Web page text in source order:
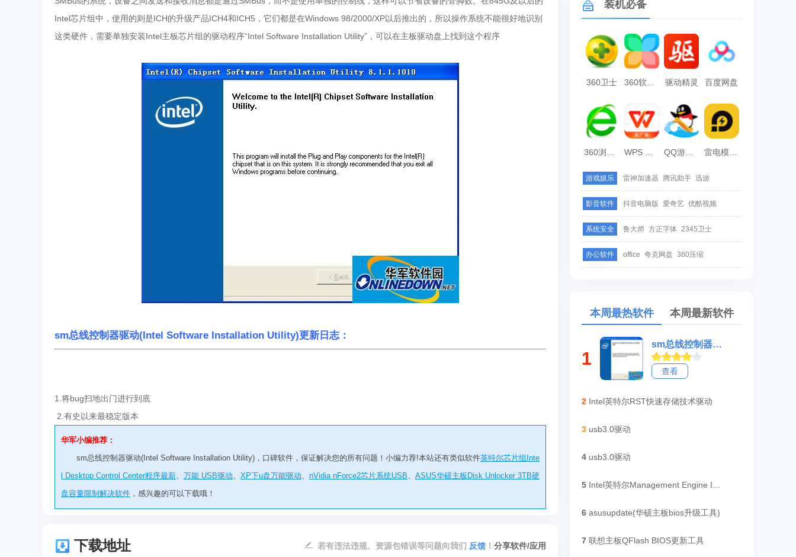
Intel芯片组中，使用的则是ICH的升级产品ICH4和ICH5，它们都是在Windows 98/2000/XP以后推出的，所以操作系统不能很好地识别
这类硬件，需要单独安装Intel主板芯片组的驱动程序“Intel Software Installation Utility”，可以在主板驱动盘上找到这个程序
sm总线控制器驱动(Intel Software Installation Utility)更新日志：
1.将bug扫地出门进行到底
2.有史以来最稳定版本
华军小编推荐：
sm总线控制器驱动(Intel Software Installation Utility)，口碑软件，保证解决您的所有问题！小编力荐!本站还有类似软件英特尔芯片组Inte
l Desktop Control Center程序最新、 万能 USB驱动、 XP下u盘万能驱动、 nVidia nForce2芯片系统USB、 ASUS华硕主板Disk Unlocker 3TB硬
盘容量限制解决软件 ，感兴趣的可以下载哦！
下载地址 分享软件/应用
若有违法违规、资源包错误等问题向我们 反馈 ！
装机必备
360卫士 360软件管家 驱动精灵 百度网盘
雷电模拟器
游戏娱乐 雷神加速器 腾讯助手 迅游
影音软件 抖音电脑版 爱奇艺 优酷视频
系统安全 鲁大师 方正字体 2345卫士
办公软件 office 夸克网盘 360压缩
本周最热软件 本周最新软件
1
sm总线控制器驱动(Intel Software Installation Utility)
查看
2 Intel英特尔RST快速存储技术驱动
3 usb3.0驱动
4 usb3.0驱动
5
6 asusupdate(华硕主板bios升级工具)
7 联想主板QFlash BIOS更新工具